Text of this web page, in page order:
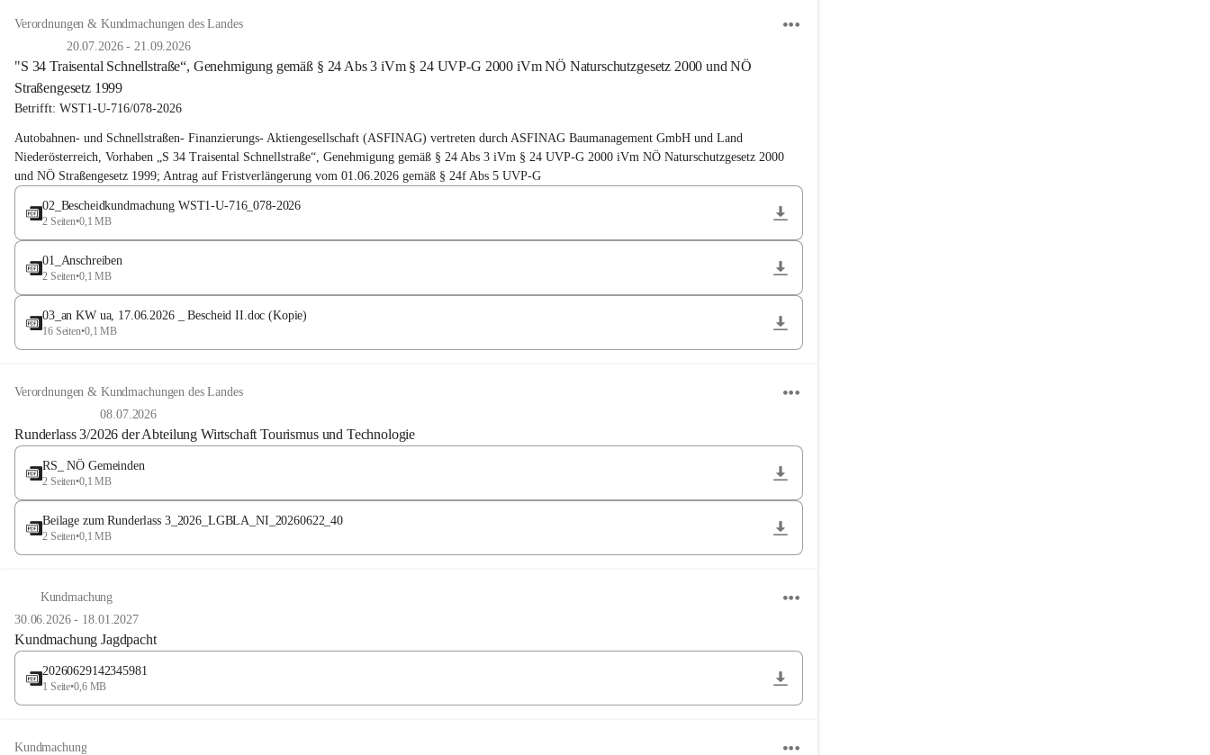
Verordnungen & Kundmachungen des Landes
20.07.2026-21.09.2026
"S 34 Traisental Schnellstraße“, Genehmigung gemäß § 24 Abs 3 iVm § 24 UVP-G 2000 iVm NÖ Naturschutzgesetz 2000 und NÖ
Straßengesetz 1999
Betrifft: WST1-U-716/078-2026
Autobahnen- und Schnellstraßen- Finanzierungs- Aktiengesellschaft (ASFINAG) vertreten durch ASFINAG Baumanagement GmbH und Land
Niederösterreich, Vorhaben „S 34 Traisental Schnellstraße“, Genehmigung gemäß § 24 Abs 3 iVm § 24 UVP-G 2000 iVm NÖ Naturschutzgesetz 2000
und NÖ Straßengesetz 1999; Antrag auf Fristverlängerung vom 01.06.2026 gemäß § 24f Abs 5 UVP-G
02_Bescheidkundmachung WST1-U-716_078-2026
2 Seiten•0,1 MB
01_Anschreiben
2 Seiten•0,1 MB
03_an KW ua, 17.06.2026 _ Bescheid II.doc (Kopie)
16 Seiten•0,1 MB
Verordnungen & Kundmachungen des Landes
08.07.2026
Runderlass 3/2026 der Abteilung Wirtschaft Tourismus und Technologie
RS_ NÖ Gemeinden
2 Seiten•0,1 MB
Beilage zum Runderlass 3_2026_LGBLA_NI_20260622_40
2 Seiten•0,1 MB
Kundmachung
30.06.2026- 18.01.2027
Kundmachung Jagdpacht
20260629142345981
1 Seite•0,6 MB
Kundmachung